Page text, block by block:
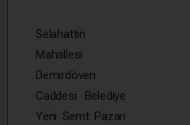
Selahattin
Mahallesi
Demirdöven
Caddesi Belediye
Yeni Semt Pazarı